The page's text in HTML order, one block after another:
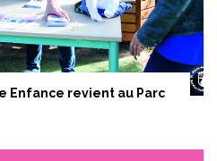
Enfance revient au Parc